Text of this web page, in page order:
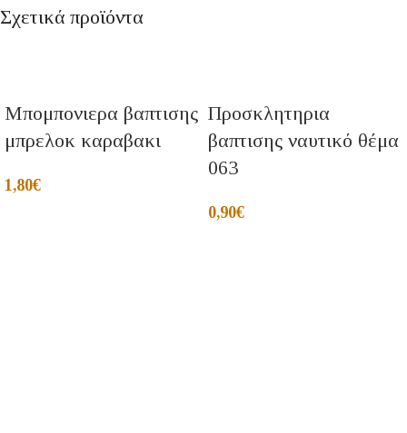
Σχετικά προϊόντα
Μπομπονιερα βαπτισης
μπρελοκ καραβακι
1,80€
Προσκλητηρια
βαπτισης ναυτικό θέμα
063
0,90€